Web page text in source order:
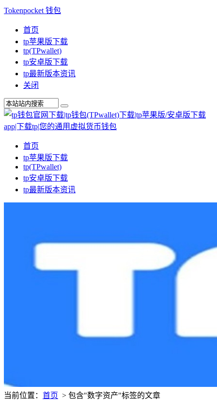
Tokenpocket 钱包
首页
tp苹果版下载
tp(TPwallet)
tp安卓版下载
tp最新版本资讯
关闭
首页
tp苹果版下载
tp(TPwallet)
tp安卓版下载
tp最新版本资讯
当前位置： 首页 > 包含"数字资产"标签的文章